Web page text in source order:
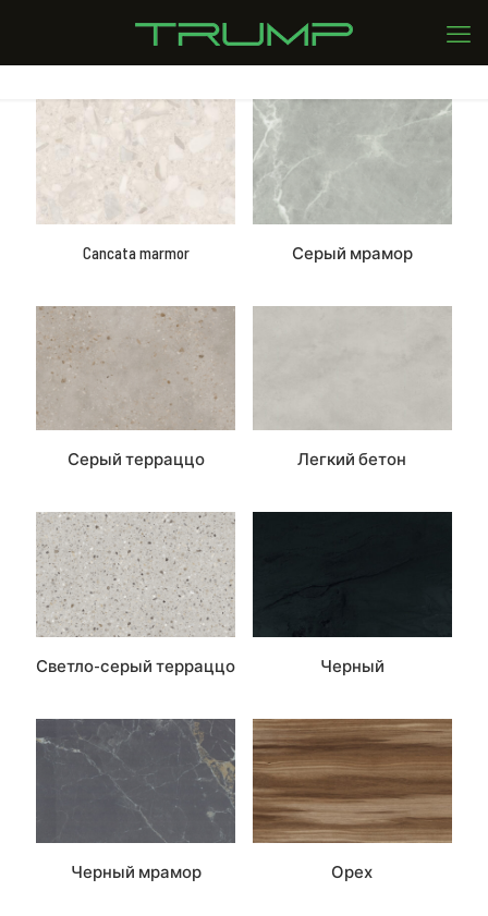
Cancata marmor Серый мрамор
Серый терраццо Легкий бетон
Светло-серый терраццо Черный
Черный мрамор Орех